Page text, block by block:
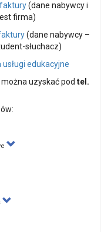
(dane nabywcy i
firma)
(dane nabywcy –
słuchacz)
edukacyjne
uzyskać pod tel.